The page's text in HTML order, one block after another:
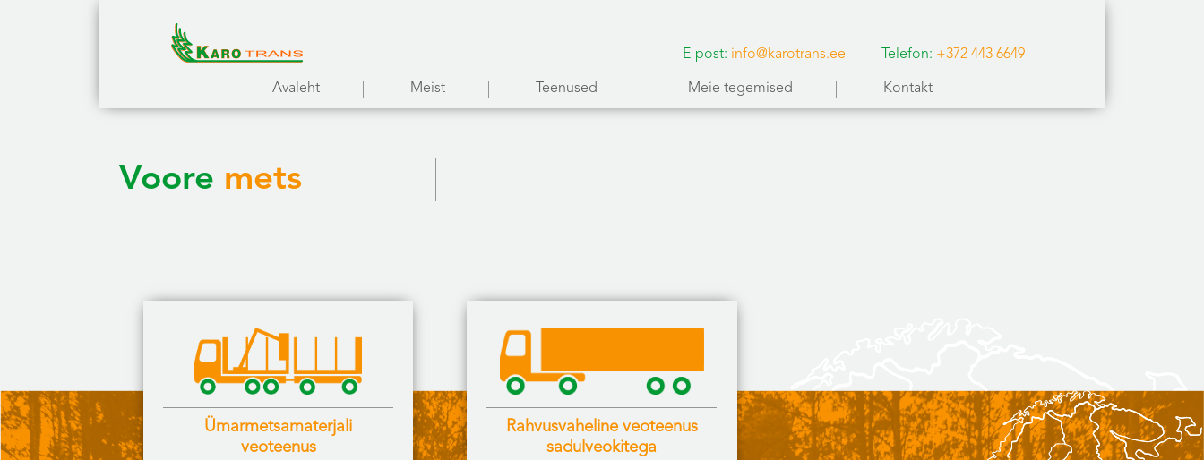
E-post: info@karotrans.ee Telefon: +372 443 6649
Avaleht Meist Teenused Meie tegemised Kontakt
Voore mets
Ümarmetsamaterjali
veoteenus
Rahvusvaheline veoteenus
sadulveokitega